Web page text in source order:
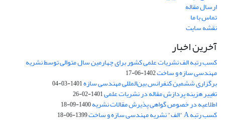
ارسال مقاله
تماس با ما
نقشه سایت
آخرین اخبار
کسب رتبه الف نشریات علمی کشور برای چهارمین سال متوالی توسط نشریه
مهندسی سازه و ساخت1402-06-17
برگزاری ششمین کنفرانس بین‌المللی مهندسی سازه1401-03-04
تغییر هزینه پردازش مقاله در نشریات علمی1401-02-26
اطلاعیه در خصوص گواهی پذیرش مقالات نشریه1400-09-18
کسب رتبه A "الف" نشریه مهندسی سازه و ساخت 1399-06-18